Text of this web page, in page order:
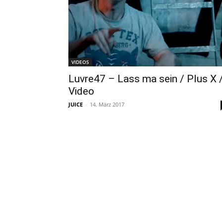
VIDEOS
Luvre47 – Lass ma sein / Plus X
Video
JUICE - 14. März 2017